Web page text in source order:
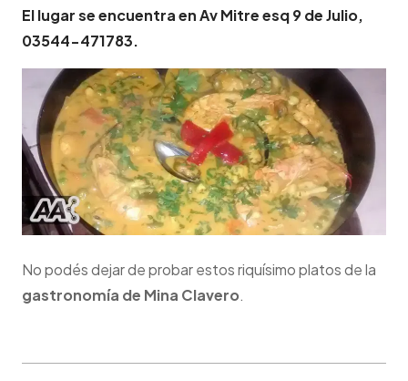
El lugar se encuentra en Av Mitre esq 9 de Julio,
03544-471783.
No podés dejar de probar estos riquísimo platos de la
gastronomía de Mina Clavero.